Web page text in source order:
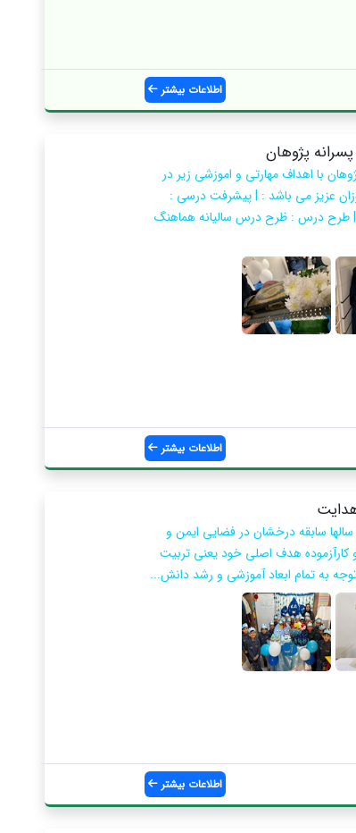
اطلاعات بیشتر
پژوهان
با اهداف مهارتی و اموزشی زیر در
عزیز می باشد : | پیشرفت درسی :
طرح درس : ظرح درس سالیانه هماهنگ
اطلاعات بیشتر
سابقه درخشان در فضایی ایمن و
کارآزموده هدف اصلی خود یعنی تربیت
توجه به تمام ابعاد آموزشی و رشد دانش...
اطلاعات بیشتر